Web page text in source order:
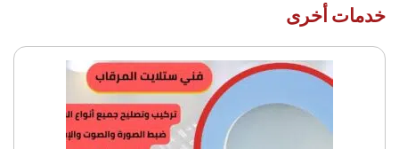
خدمات أخرى